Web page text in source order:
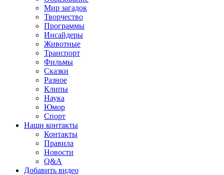
Мир загадок
Творчество
Программы
Инсайдеры
Животные
Транспорт
Фильмы
Сказки
Разное
Клипы
Наука
Юмор
Спорт
Наши контакты
Контакты
Правила
Новости
Q&A
Добавить видео